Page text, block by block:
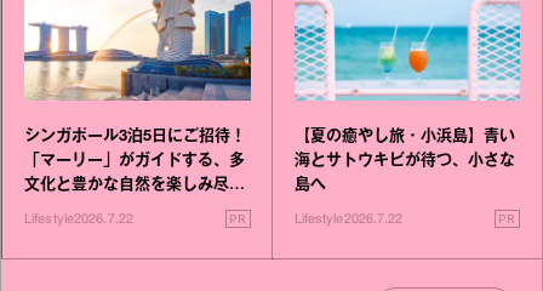
シンガポール3泊5日にご招待！
「マーリー」がガイドする、多
文化と豊かな自然を楽しみ尽く
Lifestyle2026.7.22 PR
【夏の癒やし旅・小浜島】青い
海とサトウキビが待つ、小さな
島へ
Lifestyle2026.7.22 PR